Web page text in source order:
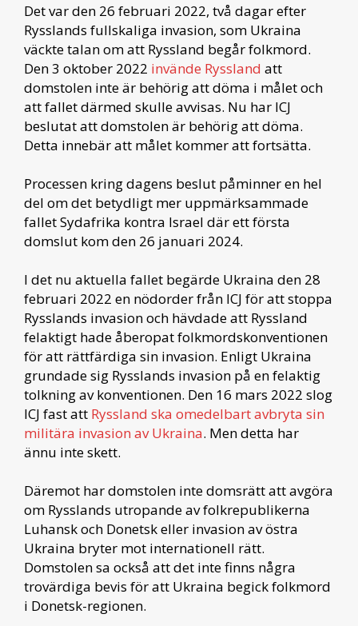
Det var den 26 februari 2022, två dagar efter
Rysslands fullskaliga invasion, som Ukraina
väckte talan om att Ryssland begår folkmord.
Den 3 oktober 2022 invände Ryssland att
domstolen inte är behörig att döma i målet och
att fallet därmed skulle avvisas. Nu har ICJ
beslutat att domstolen är behörig att döma.
Detta innebär att målet kommer att fortsätta.
Processen kring dagens beslut påminner en hel
del om det betydligt mer uppmärksammade
fallet Sydafrika kontra Israel där ett första
domslut kom den 26 januari 2024.
I det nu aktuella fallet begärde Ukraina den 28
februari 2022 en nödorder från ICJ för att stoppa
Rysslands invasion och hävdade att Ryssland
felaktigt hade åberopat folkmordskonventionen
för att rättfärdiga sin invasion. Enligt Ukraina
grundade sig Rysslands invasion på en felaktig
tolkning av konventionen. Den 16 mars 2022 slog
ICJ fast att Ryssland ska omedelbart avbryta sin
militära invasion av Ukraina. Men detta har
ännu inte skett.
Däremot har domstolen inte domsrätt att avgöra
om Rysslands utropande av folkrepublikerna
Luhansk och Donetsk eller invasion av östra
Ukraina bryter mot internationell rätt.
Domstolen sa också att det inte finns några
trovärdiga bevis för att Ukraina begick folkmord
i Donetsk-regionen.